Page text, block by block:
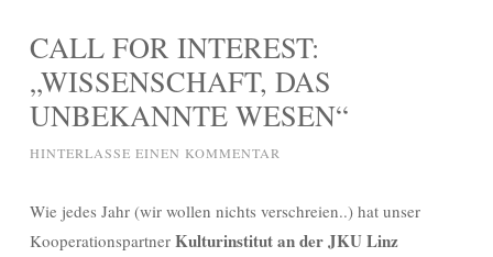
CALL FOR INTEREST:
„WISSENSCHAFT, DAS
UNBEKANNTE WESEN“
HINTERLASSE EINEN KOMMENTAR
Wie jedes Jahr (wir wollen nichts verschreien..) hat unser
Kooperationspartner Kulturinstitut an der JKU Linz